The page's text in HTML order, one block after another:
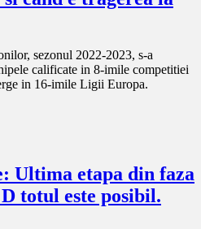
sezonul 2022-2023, s-a
calificate in 8-imile competitiei
in 16-imile Ligii Europa.
Ultima etapa din faza
totul este posibil.